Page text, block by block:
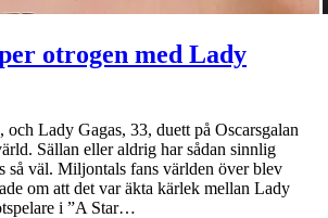
otrogen med Lady
Lady Gagas, 33, duett på Oscarsgalan
Sällan eller aldrig har sådan sinnlig
så väl. Miljontals fans världen över blev
om att det var äkta kärlek mellan Lady
i ”A Star…